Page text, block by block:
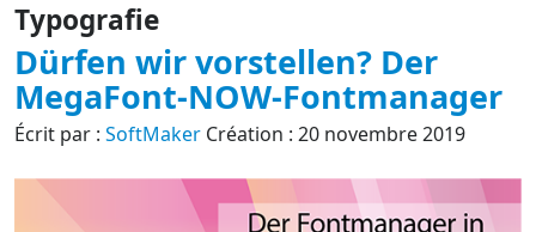
Typografie
Dürfen wir vorstellen? Der
MegaFont-NOW-Fontmanager
Écrit par : SoftMaker Création : 20 novembre 2019